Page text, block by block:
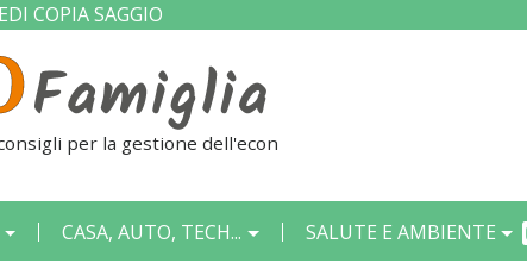
COPIA SAGGIO
per la gestione dell'economia quot
CASA, AUTO, TECH... SALUTE E AMBIENTE